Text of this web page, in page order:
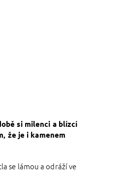
si milenci a blízcí
že je i kamenem
se lámou a odráží ve